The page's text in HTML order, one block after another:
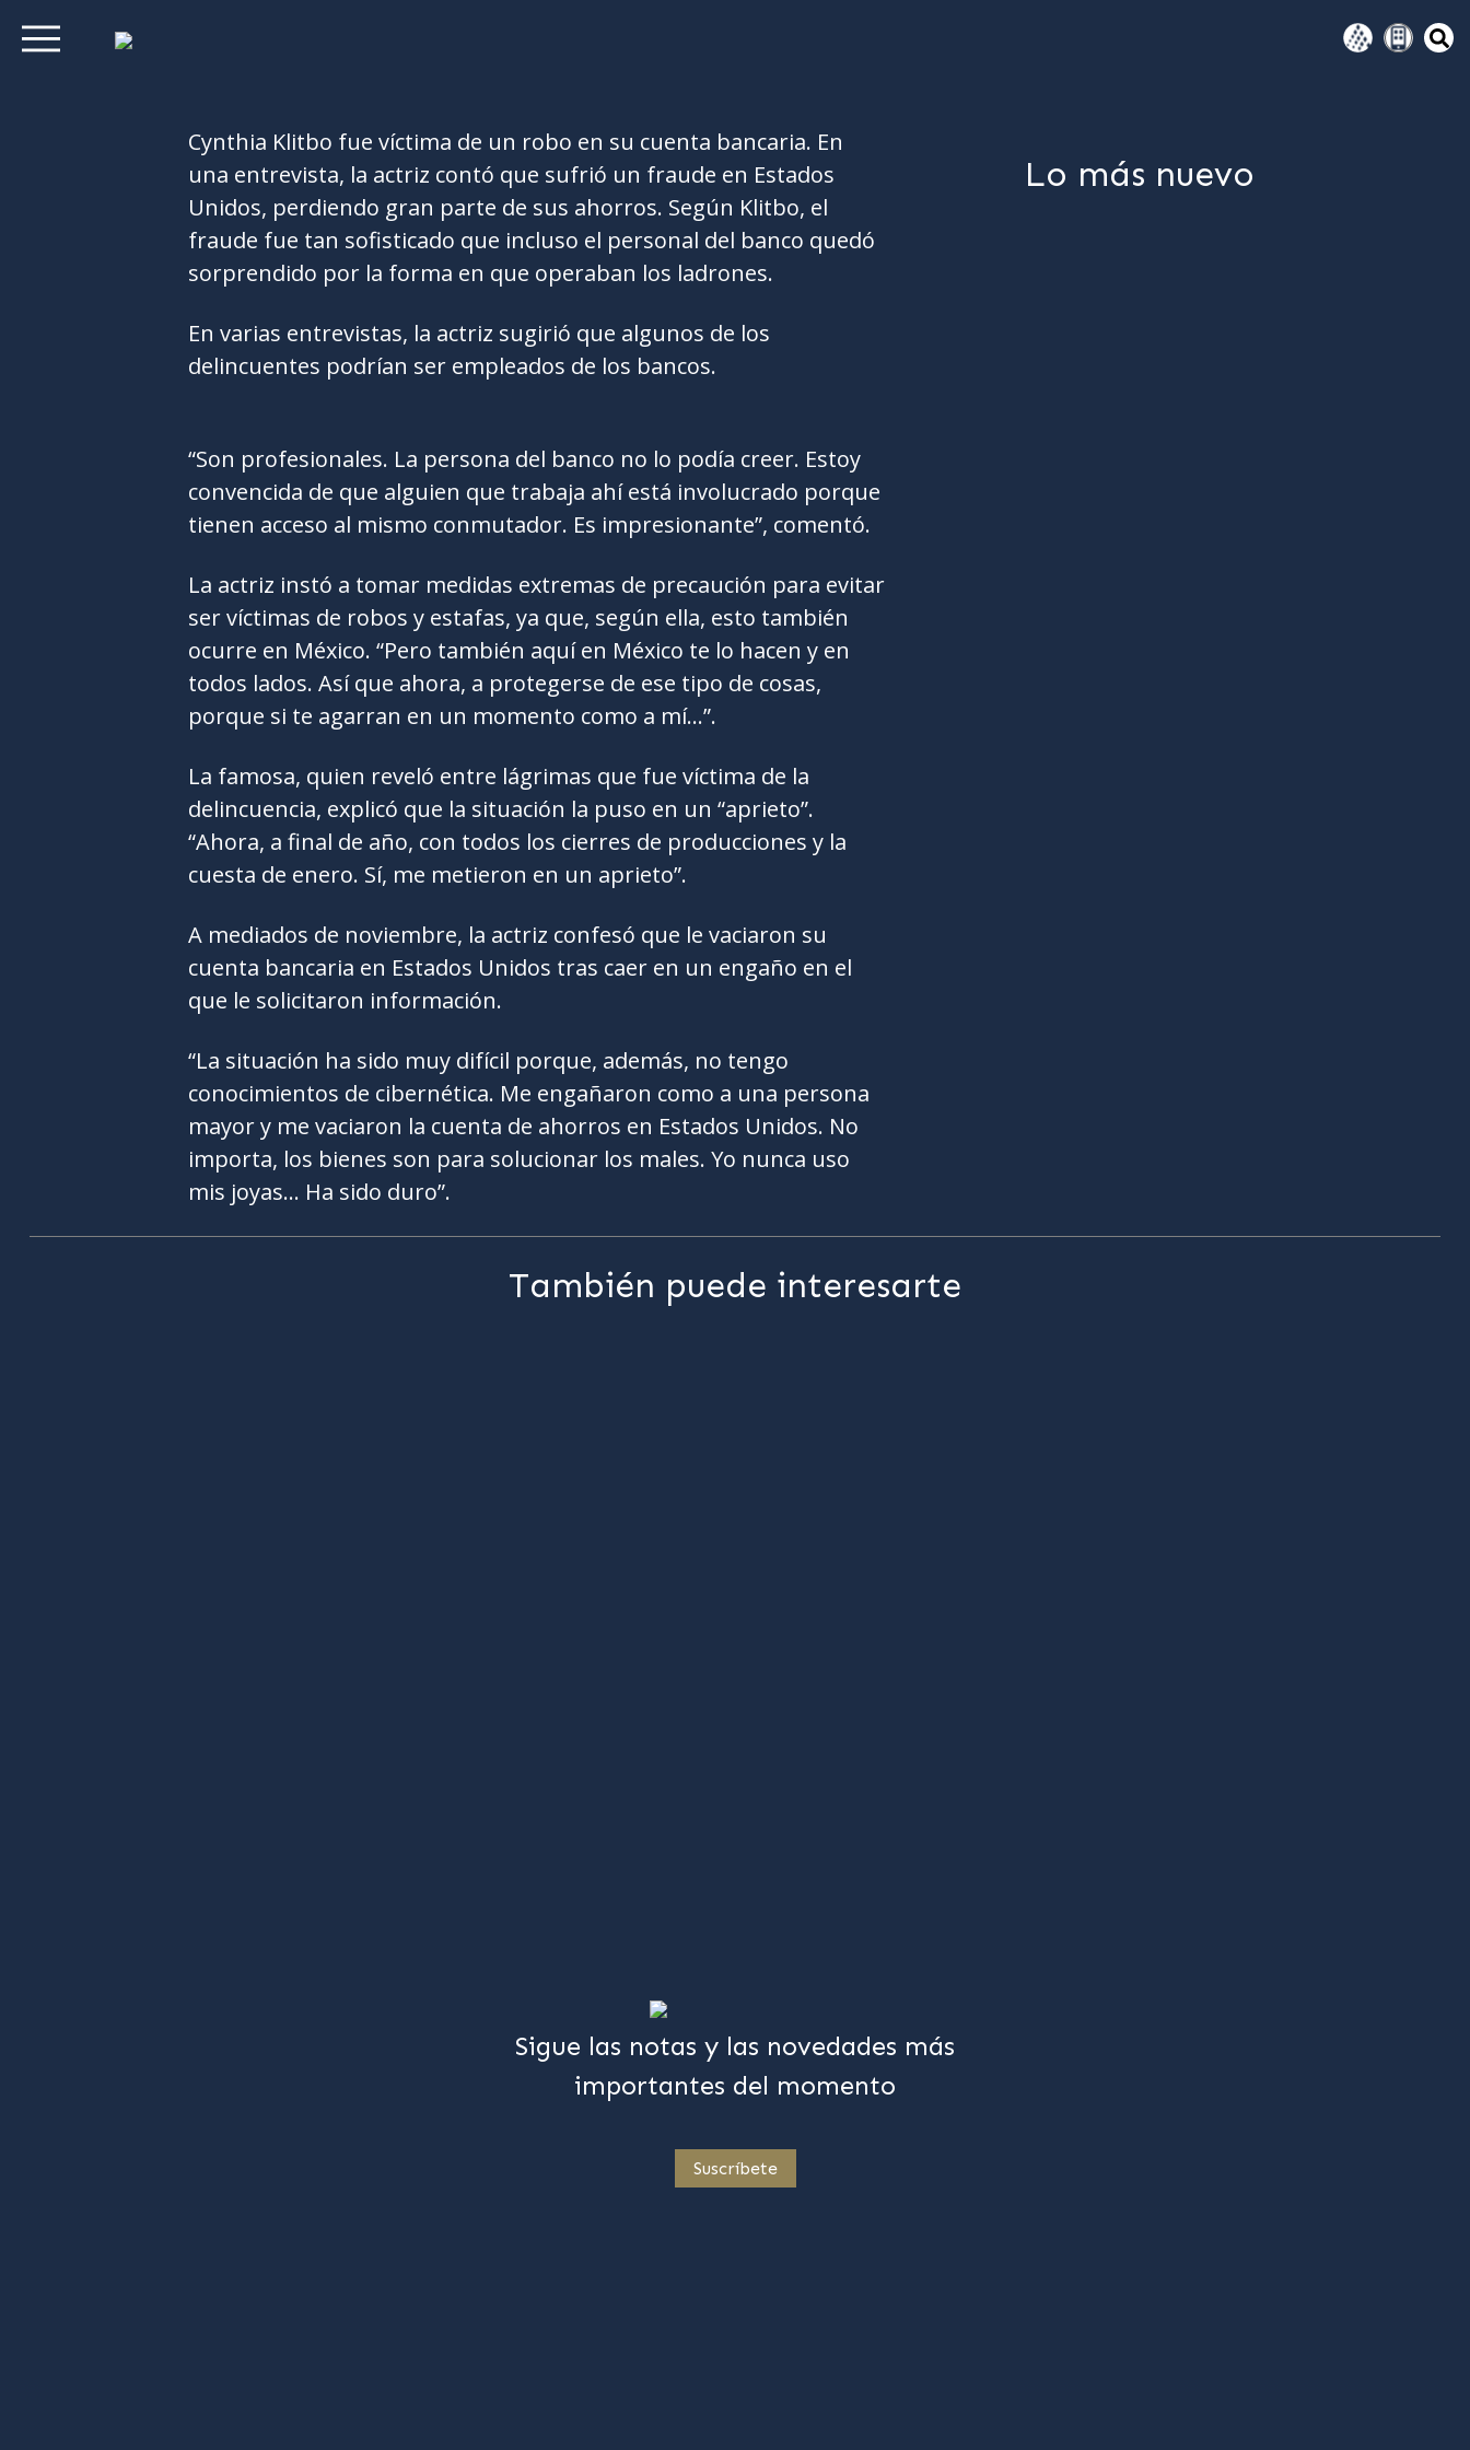
Cynthia Klitbo fue víctima de un robo en su cuenta bancaria. En
una entrevista, la actriz contó que sufrió un fraude en Estados
Unidos, perdiendo gran parte de sus ahorros. Según Klitbo, el
fraude fue tan sofisticado que incluso el personal del banco quedó
sorprendido por la forma en que operaban los ladrones.
En varias entrevistas, la actriz sugirió que algunos de los
delincuentes podrían ser empleados de los bancos.
“Son profesionales. La persona del banco no lo podía creer. Estoy
convencida de que alguien que trabaja ahí está involucrado porque
tienen acceso al mismo conmutador. Es impresionante”, comentó.
La actriz instó a tomar medidas extremas de precaución para evitar
ser víctimas de robos y estafas, ya que, según ella, esto también
ocurre en México. “Pero también aquí en México te lo hacen y en
todos lados. Así que ahora, a protegerse de ese tipo de cosas,
porque si te agarran en un momento como a mí…”.
La famosa, quien reveló entre lágrimas que fue víctima de la
delincuencia, explicó que la situación la puso en un “aprieto”.
“Ahora, a final de año, con todos los cierres de producciones y la
cuesta de enero. Sí, me metieron en un aprieto”.
A mediados de noviembre, la actriz confesó que le vaciaron su
cuenta bancaria en Estados Unidos tras caer en un engaño en el
que le solicitaron información.
“La situación ha sido muy difícil porque, además, no tengo
conocimientos de cibernética. Me engañaron como a una persona
mayor y me vaciaron la cuenta de ahorros en Estados Unidos. No
importa, los bienes son para solucionar los males. Yo nunca uso
mis joyas… Ha sido duro”.
Lo más nuevo
También puede interesarte
Sigue las notas y las novedades más
importantes del momento
Suscríbete